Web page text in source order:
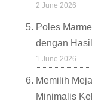
2 June 2026
Poles
dengan
1 June 2026
Memilih
Minimalis